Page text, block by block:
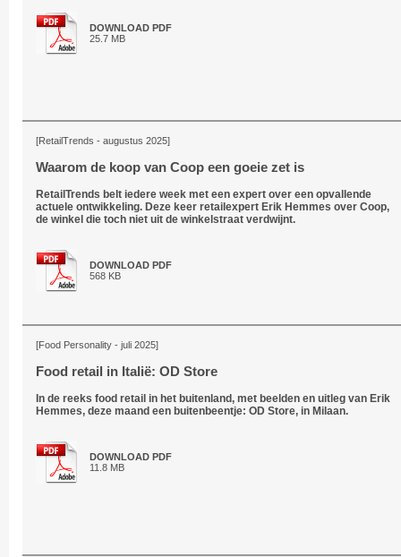
DOWNLOAD PDF
25.7 MB
[RetailTrends - augustus 2025]
Waarom de koop van Coop een goeie zet is
RetailTrends belt iedere week met een expert over een opvallende
actuele ontwikkeling. Deze keer retailexpert Erik Hemmes over Coop,
de winkel die toch niet uit de winkelstraat verdwijnt.
DOWNLOAD PDF
568 KB
[Food Personality - juli 2025]
Food retail in Italië: OD Store
In de reeks food retail in het buitenland, met beelden en uitleg van Erik
Hemmes, deze maand een buitenbeentje: OD Store, in Milaan.
DOWNLOAD PDF
11.8 MB